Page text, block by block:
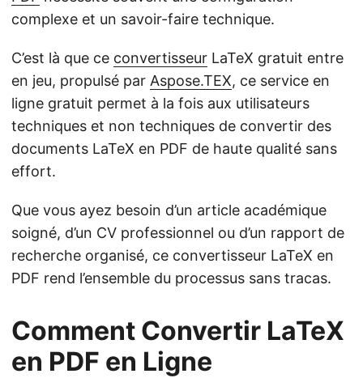
complexe et un savoir-faire technique.
C’est là que ce convertisseur LaTeX gratuit entre
en jeu, propulsé par Aspose.TEX, ce service en
ligne gratuit permet à la fois aux utilisateurs
techniques et non techniques de convertir des
documents LaTeX en PDF de haute qualité sans
effort.
Que vous ayez besoin d’un article académique
soigné, d’un CV professionnel ou d’un rapport de
recherche organisé, ce convertisseur LaTeX en
PDF rend l’ensemble du processus sans tracas.
Comment Convertir LaTeX
en PDF en Ligne